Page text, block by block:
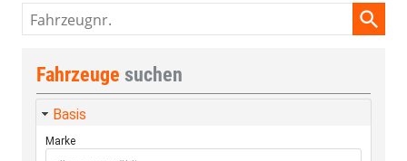
Fahrzeugnr.
Fahrzeuge suchen
Basis
Marke